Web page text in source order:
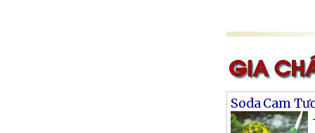
Soda Cam